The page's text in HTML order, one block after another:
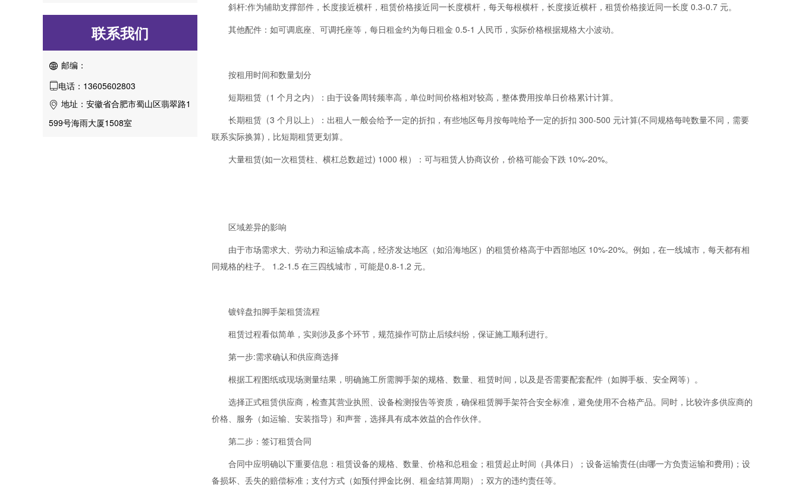
联系我们
 邮编：
电话：13605602803
 地址：安徽省合肥市蜀山区翡翠路1
599号海雨大厦1508室
斜杆:作为辅助支撑部件，长度接近横杆，租赁价格接近同一长度横杆，每天每根横杆，长度接近横杆，租赁价格接近同一长度 0.3-0.7 元。
其他配件：如可调底座、可调托座等，每日租金约为每日租金 0.5-1 人民币，实际价格根据规格大小波动。
按租用时间和数量划分
短期租赁（1 个月之内）：由于设备周转频率高，单位时间价格相对较高，整体费用按单日价格累计计算。
长期租赁（3 个月以上）：出租人一般会给予一定的折扣，有些地区每月按每吨给予一定的折扣 300-500 元计算(不同规格每吨数量不同，需要
联系实际换算)，比短期租赁更划算。
大量租赁(如一次租赁柱、横杠总数超过) 1000 根）：可与租赁人协商议价，价格可能会下跌 10%-20%。
区域差异的影响
由于市场需求大、劳动力和运输成本高，经济发达地区（如沿海地区）的租赁价格高于中西部地区 10%-20%。例如，在一线城市，每天都有相
同规格的柱子。 1.2-1.5 在三四线城市，可能是0.8-1.2 元。
镀锌盘扣脚手架租赁流程
租赁过程看似简单，实则涉及多个环节，规范操作可防止后续纠纷，保证施工顺利进行。
第一步:需求确认和供应商选择
根据工程图纸或现场测量结果，明确施工所需脚手架的规格、数量、租赁时间，以及是否需要配套配件（如脚手板、安全网等）。
选择正式租赁供应商，检查其营业执照、设备检测报告等资质，确保租赁脚手架符合安全标准，避免使用不合格产品。同时，比较许多供应商的
价格、服务（如运输、安装指导）和声誉，选择具有成本效益的合作伙伴。
第二步：签订租赁合同
合同中应明确以下重要信息：租赁设备的规格、数量、价格和总租金；租赁起止时间（具体日）；设备运输责任(由哪一方负责运输和费用)；设
备损坏、丢失的赔偿标准；支付方式（如预付押金比例、租金结算周期）；双方的违约责任等。